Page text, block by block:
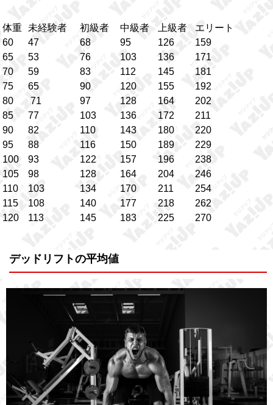
体重 未経験者 初級者 中級者 上級者
エリート
60
47 68 95 126
159
65
53 76 103 136
171
70
59 83 112 145
181
75
65 90 120 155
192
80
71 97 128 164
202
85
77 103 136 172
211
90
82 110 143 180
220
95
88 116 150 189
229
100
93 122 157 196
238
105
98 128 164 204
246
110
103 134 170 211
254
115
108 140 177 218
262
120
113 145 183 225 270
デッドリフトの平均値